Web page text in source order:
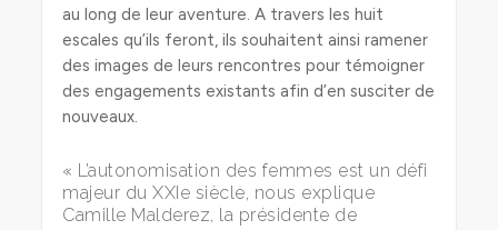
au long de leur aventure. A travers les huit
escales qu’ils feront, ils souhaitent ainsi ramener
des images de leurs rencontres pour témoigner
des engagements existants afin d’en susciter de
nouveaux.
« L’autonomisation des femmes est un défi
majeur du XXIe siècle, nous explique
Camille Malderez, la présidente de